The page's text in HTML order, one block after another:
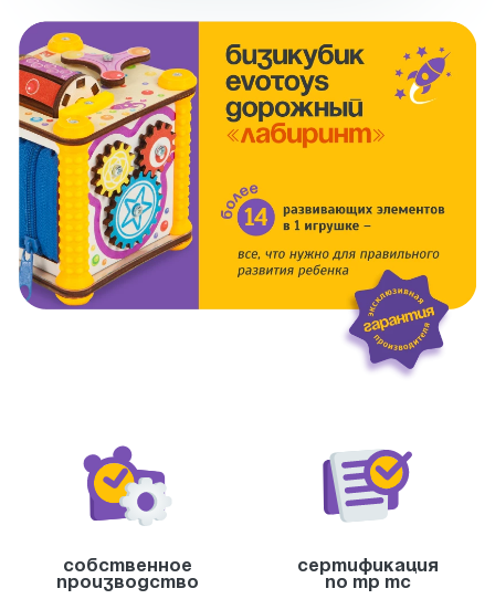
Собственное
производство
Сертификация
по тр тс